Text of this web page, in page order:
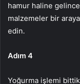
hamur haline
malzemeler bir
edin.
Adım 4
Yoğurma işlemi